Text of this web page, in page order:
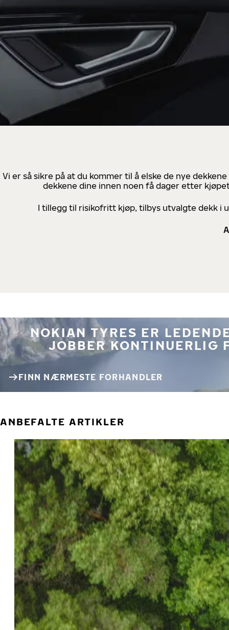
Vi er så sikre på at du kommer til å elske de nye
dekkene dine innen noen få dager etter
I tillegg til risikofritt kjøp, tilbys utvalgte dekk i
NOKIAN TYRES ER
JOBBER KONTINUERLIG
FINN NÆRMESTE FORHANDLER
ANBEFALTE ARTIKLER